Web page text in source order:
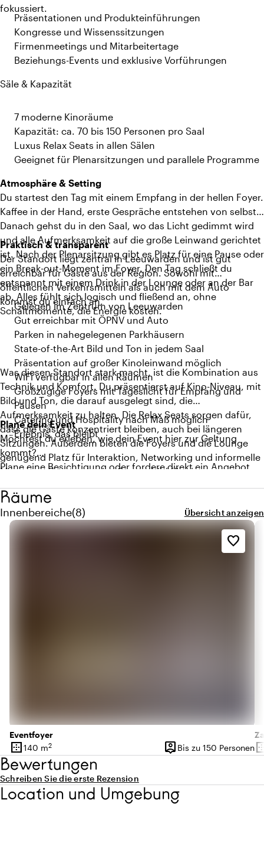
fokussiert.
Präsentationen und Produkteinführungen
Kongresse und Wissenssitzungen
Firmenmeetings und Mitarbeitertage
Beziehungs-Events und exklusive Vorführungen
Säle & Kapazität
7 moderne Kinoräume
Kapazität: ca. 70 bis 150 Personen pro Saal
Luxus Relax Seats in allen Sälen
Geeignet für Plenarsitzungen und parallele Programme
Atmosphäre & Setting
Du startest den Tag mit einem Empfang in der hellen Foyer.
Kaffee in der Hand, erste Gespräche entstehen von selbst.
Danach gehst du in den Saal, wo das Licht gedimmt wird
und alle Aufmerksamkeit auf die große Leinwand gerichtet
ist. Nach der Plenarsitzung gibt es Platz für eine Pause oder
ein Break-out-Moment im Foyer. Den Tag schließt du
entspannt mit einem Drink in der Lounge oder an der Bar
ab. Alles fühlt sich logisch und fließend an, ohne
Schaltmomente, die Energie kosten.
Praktisch & transparent
Der Standort liegt zentral in Leeuwarden und ist gut
erreichbar für Gäste aus der Region. Sowohl mit
öffentlichen Verkehrsmitteln als auch mit dem Auto
kommst du einfach an.
Gelegen im Zentrum von Leeuwarden
Gut erreichbar mit ÖPNV und Auto
Parken in nahegelegenen Parkhäusern
State-of-the-Art Bild und Ton in jedem Saal
Präsentation auf großer Kinoleinwand möglich
WiFi verfügbar in allen Räumen
Großzügige Foyers mit Tageslicht für Empfang und
Pausen
Catering und Hospitality nach Maß möglich
Erlebnis, das bleibt
Was diesen Standort stark macht, ist die Kombination aus
Technik und Komfort. Du präsentierst auf Kino-Niveau, mit
Bild und Ton, die darauf ausgelegt sind, die
Aufmerksamkeit zu halten. Die Relax Seats sorgen dafür,
dass die Gäste konzentriert bleiben, auch bei längeren
Sitzungen. Außerdem bieten die Foyers und die Lounge
genügend Platz für Interaktion, Networking und informelle
Momente. Das macht das Gesamtbild für ein
professionelles und gut organisiertes Event perfekt.
Plane dein Event
Möchtest du erleben, wie dein Event hier zur Geltung
kommt?
Plane eine Besichtigung oder fordere direkt ein Angebot
Räume
Innenbereiche
Menge innenbereiche: 8
(8) Übersicht anzeigen
Eventfoyer
border_outer
Oberfläche
140 m2 person_pin
Kapazität
Bis zu 150 Personen
favorite_border
Bewertungen
Schreiben Sie die erste Rezension
Location und Umgebung